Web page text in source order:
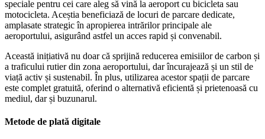
speciale pentru cei care aleg să vină la aeroport cu bicicleta sau
motocicleta. Aceștia beneficiază de locuri de parcare dedicate,
amplasate strategic în apropierea intrărilor principale ale
aeroportului, asigurând astfel un acces rapid și convenabil.
Această inițiativă nu doar că sprijină reducerea emisiilor de carbon și
a traficului rutier din zona aeroportului, dar încurajează și un stil de
viață activ și sustenabil. În plus, utilizarea acestor spații de parcare
este complet gratuită, oferind o alternativă eficientă și prietenoasă cu
mediul, dar și buzunarul.
Metode de plată digitale